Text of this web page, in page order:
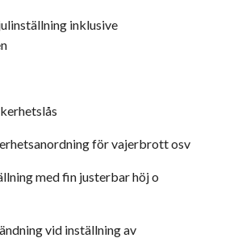
inklusive
för vajerbrott osv
med fin justerbar höj o
vid inställning av